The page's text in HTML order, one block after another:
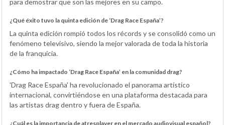
¿Qué éxito tuvo la quinta edición de ‘Drag Race España’?
La quinta edición rompió todos los récords y se consolidó como un
fenómeno televisivo, siendo la mejor valorada de toda la historia
de la franquicia.
¿Cómo ha impactado ‘Drag Race España’ en la comunidad drag?
'Drag Race España' ha revolucionado el panorama artístico
internacional, convirtiéndose en una plataforma destacada para
las artistas drag dentro y fuera de España.
¿Cuál es la importancia de atresplayer en el mercado audiovisual español?